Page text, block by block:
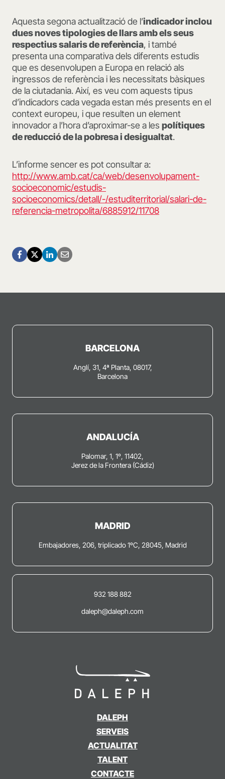
Aquesta segona actualització de l’indicador inclou
dues noves tipologies de llars amb els seus
respectius salaris de referència, i també
presenta una comparativa dels diferents estudis
que es desenvolupen a Europa en relació als
ingressos de referència i les necessitats bàsiques
de la ciutadania. Així, es veu com aquests tipus
d’indicadors cada vegada estan més presents en el
context europeu, i que resulten un element
innovador a l’hora d’aproximar-se a les polítiques
de reducció de la pobresa i desigualtat.
L’informe sencer es pot consultar a:
http://www.amb.cat/ca/web/desenvolupament-
socioeconomic/estudis-
socioeconomics/detall/-/estuditerritorial/salari-de-
referencia-metropolita/6885912/11708
DALEPH
SERVEIS
ACTUALITAT
TALENT
CONTACTE
BARCELONA
Anglí, 31, 4ª Planta, 08017,
Barcelona
ANDALUCÍA
Palomar, 1, 1º, 11402,
Jerez de la Frontera (Cádiz)
MADRID
Embajadores, 206, triplicado 1ºC, 28045, Madrid
932 188 882
daleph@daleph.com